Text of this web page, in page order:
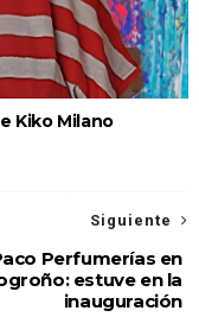
Kiko Milano
Siguiente
Perfumerías en
estuve en la
inauguración